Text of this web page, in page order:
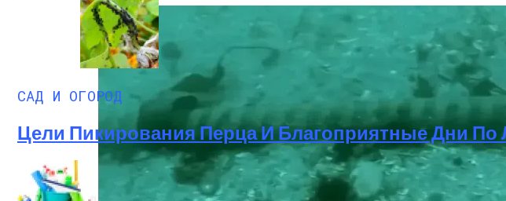
САД И ОГОРОД
Цели Пикирования Перца И Благоприятные Дни По